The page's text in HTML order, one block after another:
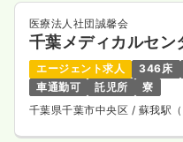
医療法人社団誠馨会
千葉メディカルセン
エージェント求人 346床
車通勤可
託児所
寮
千葉県千葉市中央区 / 蘇我駅